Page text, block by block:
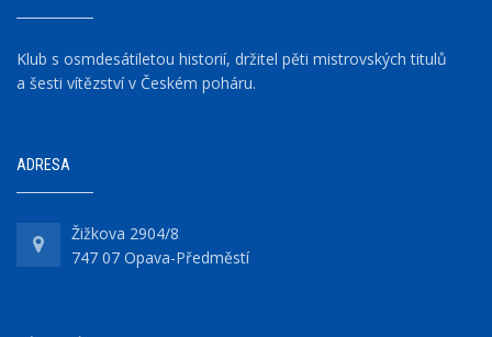
Klub s osmdesátiletou historií, držitel pěti mistrovských titulů
a šesti vítězství v Českém poháru.
ADRESA
Žižkova 2904/8
747 07 Opava-Předměstí